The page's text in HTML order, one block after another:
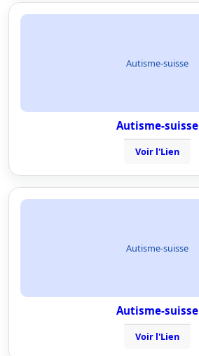
Autisme-suisse
Autisme-suisse
Voir l'Lien
Autisme-suisse
Autisme-suisse
Voir l'Lien